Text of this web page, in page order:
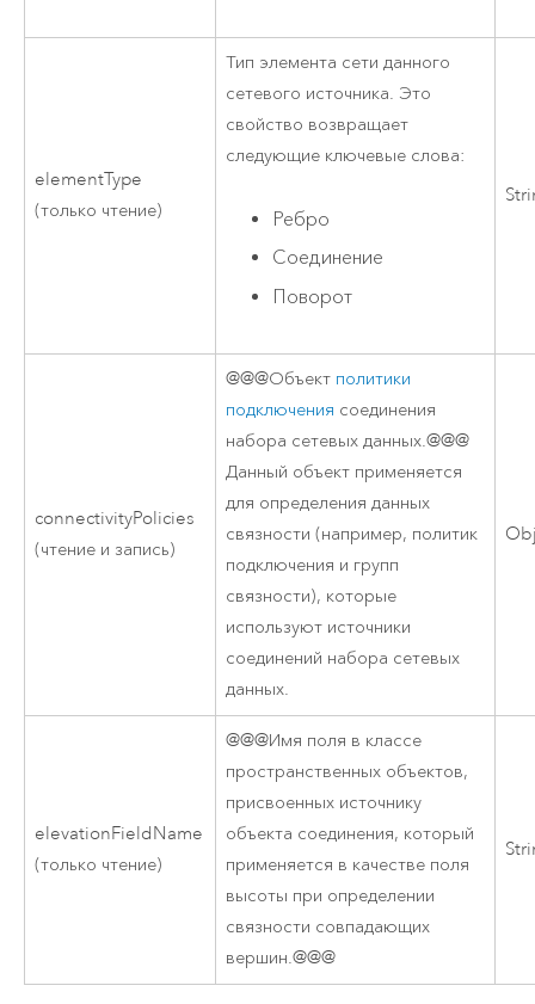
elementType
(только чтение)
Тип элемента сети данного
сетевого источника. Это
свойство возвращает
следующие ключевые слова:
Ребро
Соединение
Поворот
connectivityPolicies
(чтение и запись)
@@@Объект политики
подключения соединения
набора сетевых данных.@@@
Данный объект применяется
для определения данных
связности (например, политик
подключения и групп
связности), которые
используют источники
соединений набора сетевых
данных.
elevationFieldName
(только чтение)
@@@Имя поля в классе
пространственных объектов,
присвоенных источнику
объекта соединения, который
применяется в качестве поля
высоты при определении
связности совпадающих
вершин.@@@